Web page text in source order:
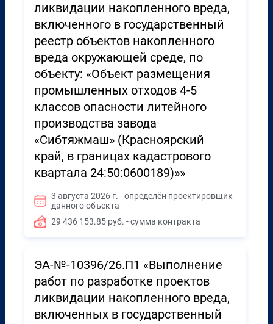
ликвидации накопленного вреда,
включенного в государственный
реестр объектов накопленного
вреда окружающей среде, по
объекту: «Объект размещения
промышленных отходов 4-5
классов опасности литейного
производства завода
«Сибтяжмаш» (Красноярский
край, в границах кадастрового
квартала 24:50:0600189)»»
3 августа 2026 г. - определён проектировщик
данного объекта
29 436 153.85 руб. - сумма контракта
ЭА-№-10396/26.П1 «Выполнение
работ по разработке проектов
ликвидации накопленного вреда,
включенных в государственный